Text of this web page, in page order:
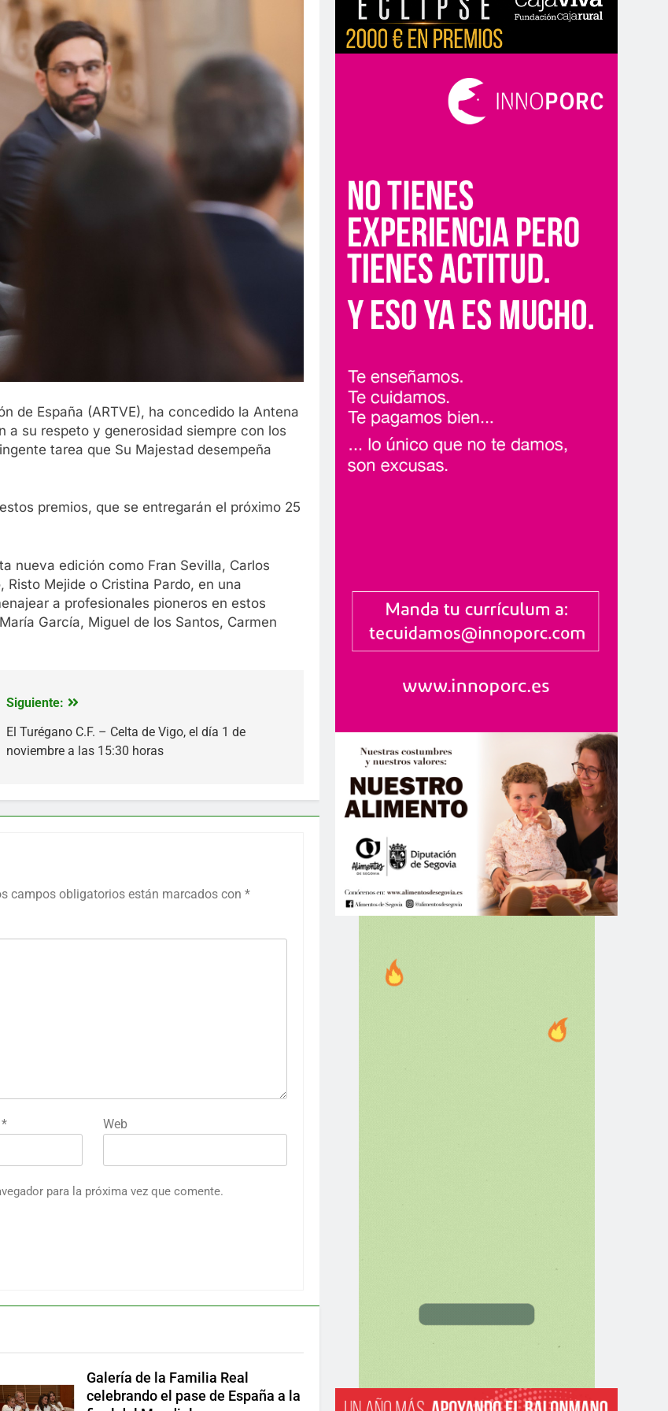
de España (ARTVE), ha concedido la Antena
a su respeto y generosidad siempre con los
tarea que Su Majestad desempeña
premios, que se entregarán el próximo 25
nueva edición como Fran Sevilla, Carlos
Mejide o Cristina Pardo, en una
a profesionales pioneros en estos
García, Miguel de los Santos, Carmen
Siguiente:
El Turégano C.F. – Celta de Vigo, el día 1 de
noviembre a las 15:30 horas
campos obligatorios están marcados con *
* Web
para la próxima vez que comente.
Galería de la Familia Real
celebrando el pase de España a la